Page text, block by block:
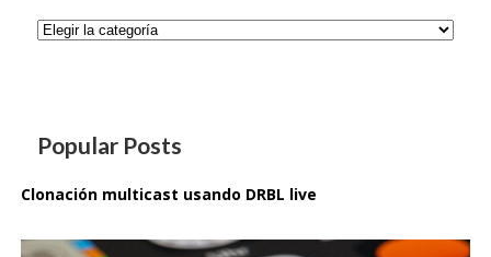
Categorías
Popular Posts
Clonación multicast usando DRBL live